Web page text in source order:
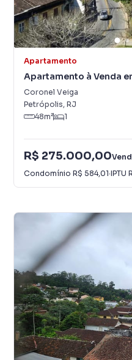
Apartamento
Apartamento à Venda
Coronel Veiga
Petrópolis, RJ
48m² 1
R$ 275.000,00
Condomínio R$ 584,01·IPTU